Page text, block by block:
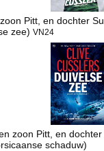
Pitt, en dochter
zee) VN24
zoon Pitt, en
schaduw)